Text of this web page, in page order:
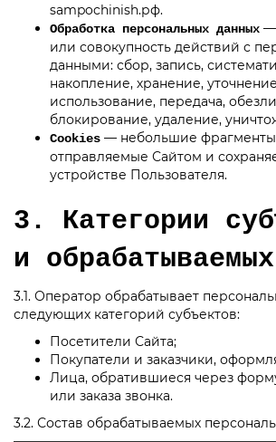
sampochinish.рф.
Обработка персональных данных —
или совокупность действий с
данными: сбор, запись,
накопление, хранение,
использование, передача,
блокирование, удаление,
Cookies — небольшие фрагменты
отправляемые Сайтом и
устройстве Пользователя.
3. Категории
и
3.1. Оператор обрабатывает
следующих категорий субъектов:
Посетители Сайта;
Покупатели и заказчики,
Лица, обратившиеся через
или заказа звонка.
3.2. Состав обрабатываемых